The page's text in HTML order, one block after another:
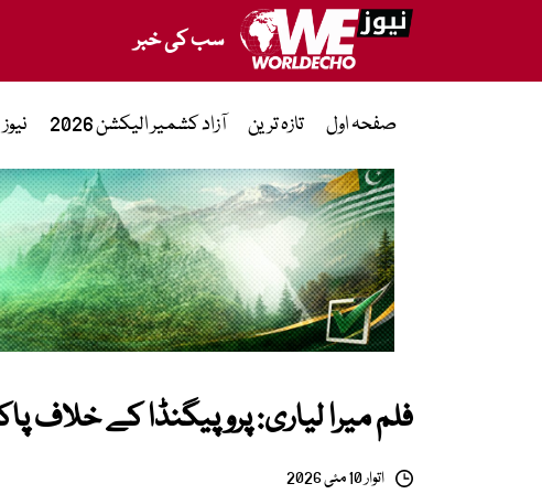
سب کی خبر
صفحہ اول تازہ ترین آزاد کشمیر الیکشن 2026 نیوز
فلم میرا لیاری: پروپیگنڈا کے خلاف
اتوار 10 مئی 2026